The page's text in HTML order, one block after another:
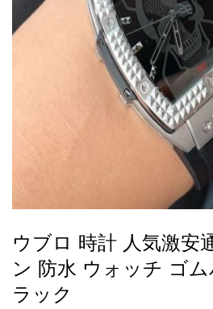
2026人気特集
衣装セット
住まい用品
アクセサリー
スカーフ
アイフォーンケ
お
す
す
め
ウブロ 時計 人気激安
ン 防水 ウォッチ ゴ
ラック